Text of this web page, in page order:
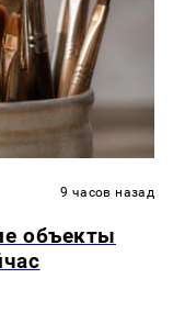
9 часов назад
объекты